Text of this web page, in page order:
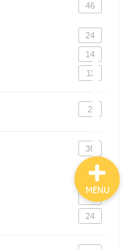
46
24
14
11
2
38
9
24
MENU